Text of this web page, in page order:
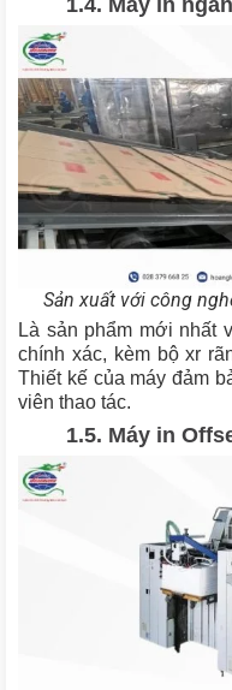
Sản xuất với công
Là sản phẩm mới nhất
chính xác, kèm bộ xr
Thiết kế của máy đảm
viên thao tác.
1.5. Máy in